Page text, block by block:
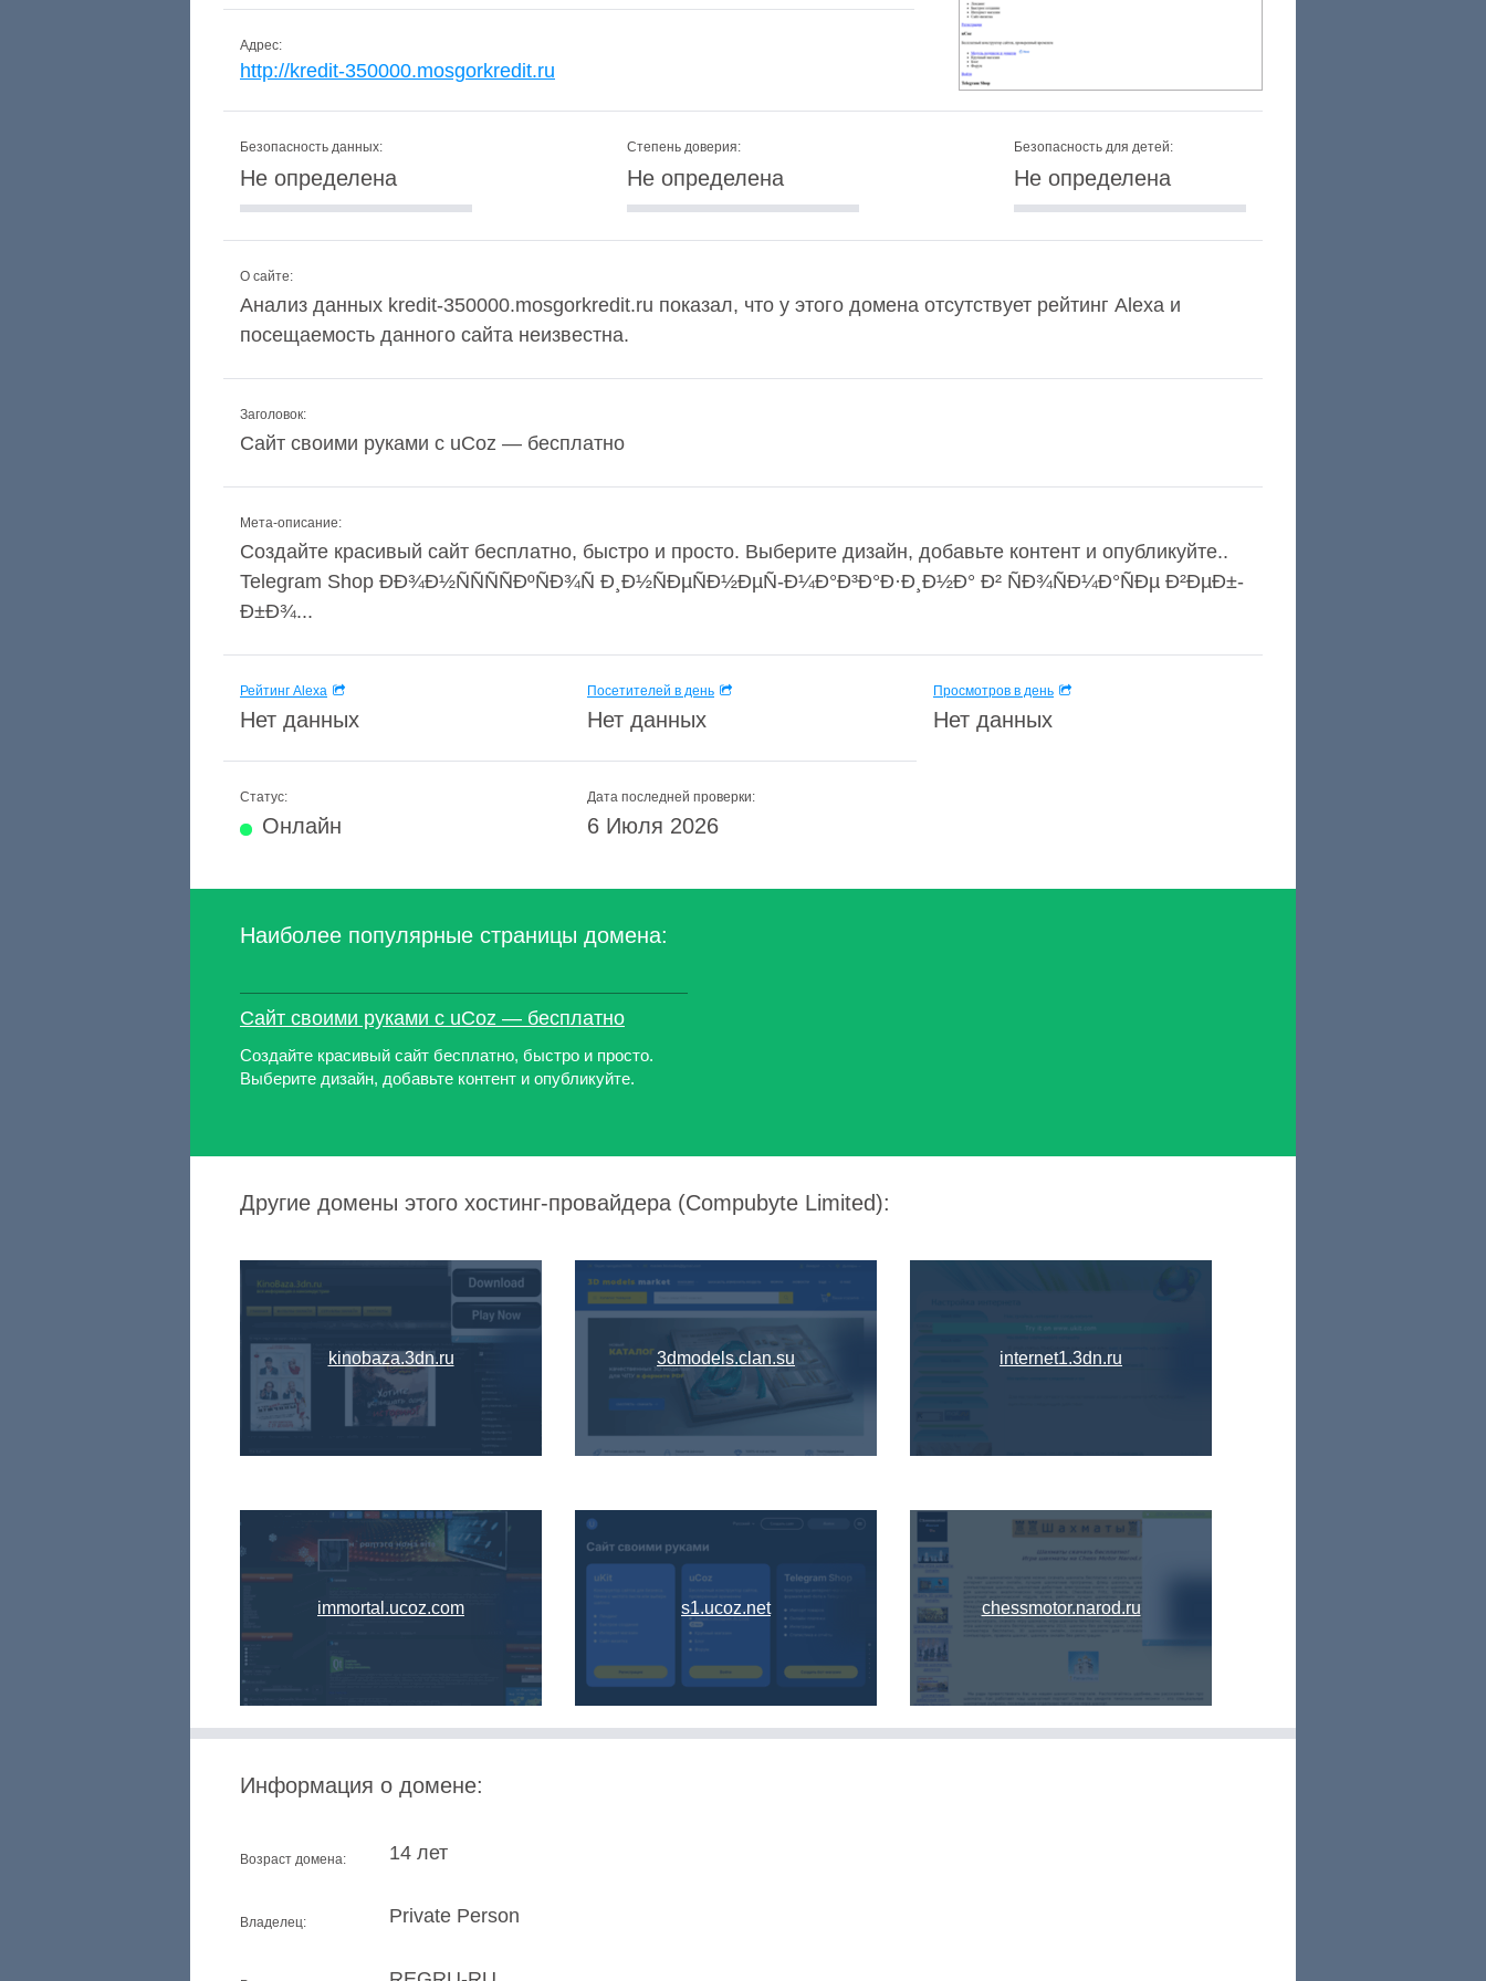
Адрес:
http://kredit-350000.mosgorkredit.ru
Безопасность данных:
Не определена
Степень доверия:
Не определена
Безопасность для детей:
Не определена
О сайте:
Анализ данных kredit-350000.mosgorkredit.ru показал, что у этого домена отсутствует рейтинг Alexa и
посещаемость данного сайта неизвестна.
Заголовок:
Сайт своими руками с uCoz — бесплатно
Мета-описание:
Создайте красивый сайт бесплатно, быстро и просто. Выберите дизайн, добавьте контент и опубликуйте..
Telegram Shop ÐÐ¾Ð½ÑÑÑÑÐºÑÐ¾Ñ Ð¸Ð½ÑÐµÑÐ½ÐµÑ-Ð¼Ð°Ð³Ð°Ð·Ð¸Ð½Ð° Ð² ÑÐ¾ÑÐ¼Ð°ÑÐµ Ð²ÐµÐ±-
Ð±Ð¾...
Рейтинг Alexa
Нет данных
Посетителей в день
Нет данных
Просмотров в день
Нет данных
Статус:
Онлайн
Дата последней проверки:
6 Июля 2026
Наиболее популярные страницы домена:
Сайт своими руками с uCoz — бесплатно
Создайте красивый сайт бесплатно, быстро и просто.
Выберите дизайн, добавьте контент и опубликуйте.
Другие домены этого хостинг-провайдера (Compubyte Limited):
kinobaza.3dn.ru
immortal.ucoz.com
3dmodels.clan.su
s1.ucoz.net
internet1.3dn.ru
chessmotor.narod.ru
Информация о домене:
Возраст домена: 14 лет
Владелец: Private Person